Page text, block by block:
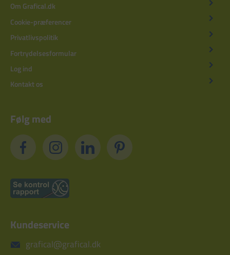
Om Grafical.dk
Cookie-præferencer
Privatlivspolitik
Fortrydelsesformular
Log ind
Kontakt os
Følg med
Kundeservice
grafical@grafical.dk